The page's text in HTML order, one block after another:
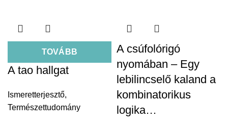
TOVÁBB
A tao hallgat
Ismeretterjesztő,
Természettudomány
A csúfolórigó
nyomában – Egy
lebilincselő kaland a
kombinatorikus
logika…